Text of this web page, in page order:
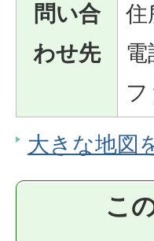
問い合
わせ先
住
電
大きな地図
こ